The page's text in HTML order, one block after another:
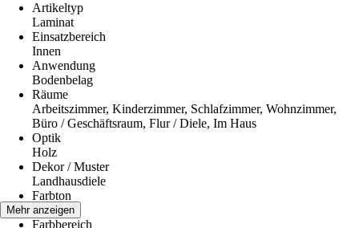
Artikeltyp
Laminat
Einsatzbereich
Innen
Anwendung
Bodenbelag
Räume
Arbeitszimmer, Kinderzimmer, Schlafzimmer, Wohnzimmer,
Büro / Geschäftsraum, Flur / Diele, Im Haus
Optik
Holz
Dekor / Muster
Landhausdiele
Farbton
Eiche
Farbbereich
Mehr anzeigen